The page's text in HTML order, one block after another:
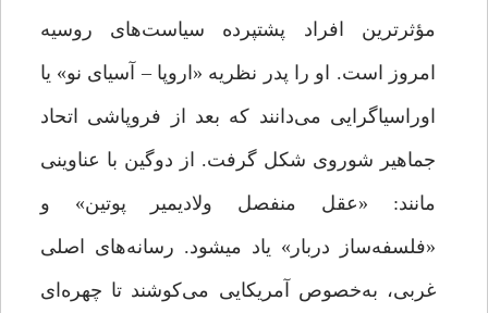
مؤثرترین افراد پشت­پرده سیاست‌های روسیه
امروز است. او را پدر نظریه‌ «اروپا – آسیای نو» یا
اوراسیاگرایی می‌دانند که بعد از فروپاشی اتحاد
جماهیر شوروی شکل گرفت. از دوگین با عناوینی
مانند: «عقل منفصل ولادیمیر پوتین» و
«فلسفه‌ساز دربار» یاد می­شود. رسانه‌های اصلی
غربی، به‌خصوص آمریکایی می‌کوشند تا چهره‌ای